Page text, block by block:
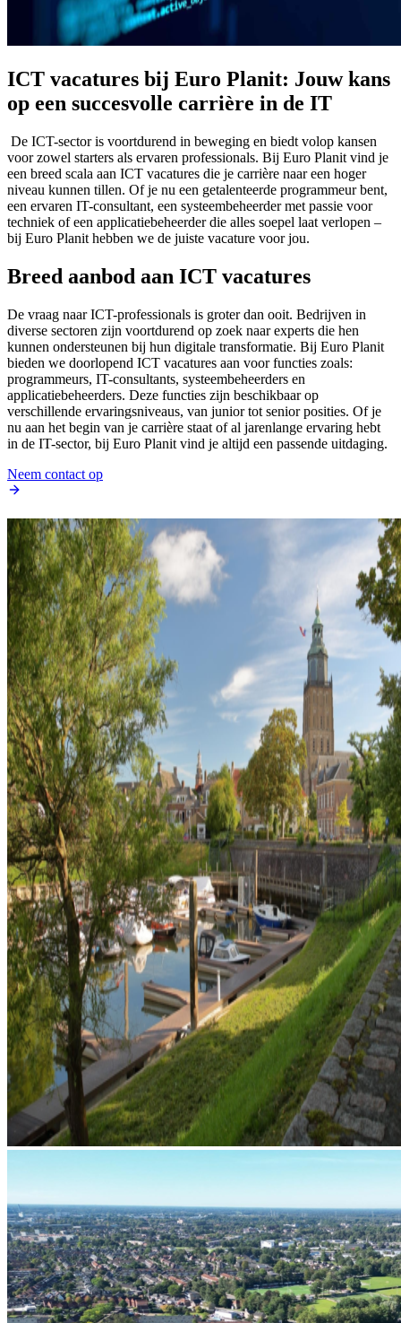
ICT vacatures bij Euro Planit: Jouw kans
op een succesvolle carrière in de IT
De ICT-sector is voortdurend in beweging en biedt volop kansen
voor zowel starters als ervaren professionals. Bij Euro Planit vind je
een breed scala aan ICT vacatures die je carrière naar een hoger
niveau kunnen tillen. Of je nu een getalenteerde programmeur bent,
een ervaren IT-consultant, een systeembeheerder met passie voor
techniek of een applicatiebeheerder die alles soepel laat verlopen –
bij Euro Planit hebben we de juiste vacature voor jou.
Breed aanbod aan ICT vacatures
De vraag naar ICT-professionals is groter dan ooit. Bedrijven in
diverse sectoren zijn voortdurend op zoek naar experts die hen
kunnen ondersteunen bij hun digitale transformatie. Bij Euro Planit
bieden we doorlopend ICT vacatures aan voor functies zoals:
programmeurs, IT-consultants, systeembeheerders en
applicatiebeheerders. Deze functies zijn beschikbaar op
verschillende ervaringsniveaus, van junior tot senior posities. Of je
nu aan het begin van je carrière staat of al jarenlange ervaring hebt
in de IT-sector, bij Euro Planit vind je altijd een passende uitdaging.
Neem contact op